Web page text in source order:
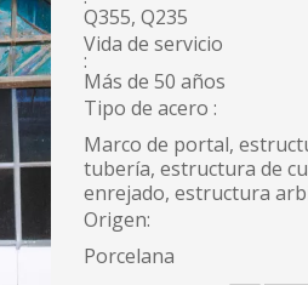
Q355, Q235
Vida de servicio
:
Más de 50 años
Tipo de acero :
Marco de portal,
tubería, estructura de
enrejado, estructura
Origen:
Porcelana